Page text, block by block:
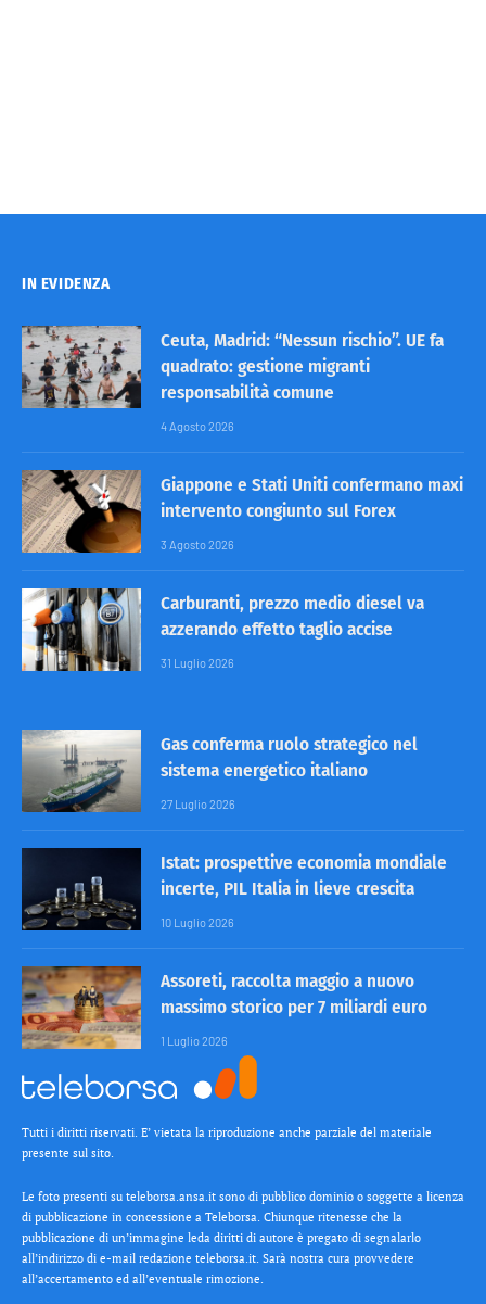
IN EVIDENZA
Ceuta, Madrid: “Nessun rischio”. UE fa
quadrato: gestione migranti
responsabilità comune
4 Agosto 2026
Giappone e Stati Uniti confermano maxi
intervento congiunto sul Forex
3 Agosto 2026
Carburanti, prezzo medio diesel va
azzerando effetto taglio accise
31 Luglio 2026
Gas conferma ruolo strategico nel
sistema energetico italiano
27 Luglio 2026
Istat: prospettive economia mondiale
incerte, PIL Italia in lieve crescita
10 Luglio 2026
Assoreti, raccolta maggio a nuovo
massimo storico per 7 miliardi euro
1 Luglio 2026
Tutti i diritti riservati. E’ vietata la riproduzione anche parziale del materiale
presente sul sito.
Le foto presenti su teleborsa.ansa.it sono di pubblico dominio o soggette a licenza
di pubblicazione in concessione a Teleborsa. Chiunque ritenesse che la
pubblicazione di un’immagine leda diritti di autore è pregato di segnalarlo
all’indirizzo di e-mail redazione teleborsa.it. Sarà nostra cura provvedere
all’accertamento ed all’eventuale rimozione.